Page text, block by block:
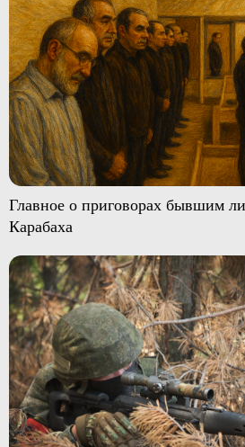
Главное о приговорах бывшим
Карабаха